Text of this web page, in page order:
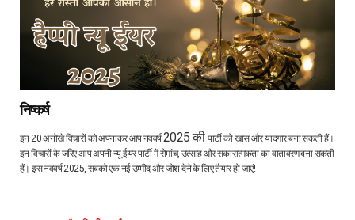
निष्कर्ष
इन 20 अनोखे विचारों को अपनाकर आप नववर्ष2025 की पार्टी को खास और यादगार बना सकती हैं।
इन विचारों के जरिए आप अपनी न्यू ईयर पार्टी में रोमांच, उत्साह और सकारात्मकता का वातावरण बना सकती
हैं। इस नववर्ष 2025, सबको एक नई उम्मीद और जोश देने के लिए तैयार हो जाएं!